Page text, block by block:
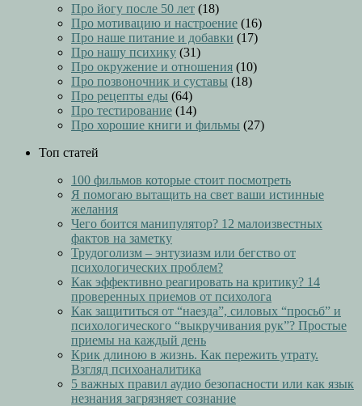
Про йогу после 50 лет (18)
Про мотивацию и настроение (16)
Про наше питание и добавки (17)
Про нашу психику (31)
Про окружение и отношения (10)
Про позвоночник и суставы (18)
Про рецепты еды (64)
Про тестирование (14)
Про хорошие книги и фильмы (27)
Топ статей
100 фильмов которые стоит посмотреть
Я помогаю вытащить на свет ваши истинные
желания
Чего боится манипулятор? 12 малоизвестных
фактов на заметку
Трудоголизм – энтузиазм или бегство от
психологических проблем?
Как эффективно реагировать на критику? 14
проверенных приемов от психолога
Как защититься от “наезда”, силовых “просьб” и
психологического “выкручивания рук”? Простые
приемы на каждый день
Крик длиною в жизнь. Как пережить утрату.
Взгляд психоаналитика
5 важных правил аудио безопасности или как язык
незнания загрязняет сознание